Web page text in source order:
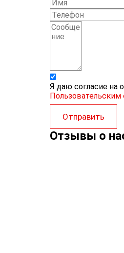
Я даю согласие на
Отправить
Отзывы о